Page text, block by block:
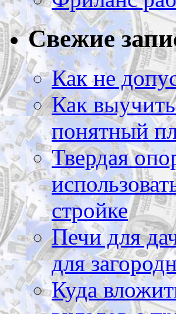
Свежие
Как не
Как
понятный
Твердая
стройке
Печи для
для
Куда